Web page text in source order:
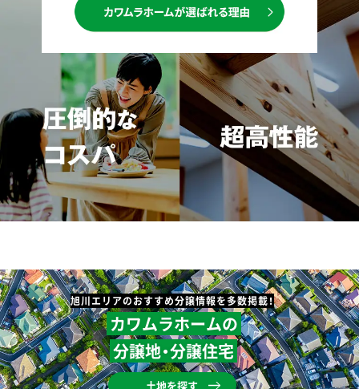
旭川エリアのおすすめ分譲情報を多数掲載！
カワムラホームの
分譲地・分譲住宅
土地を探す